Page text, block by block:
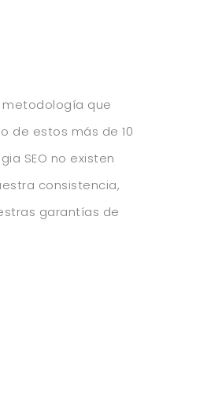
metodología que
de estos más de 10
SEO no existen
consistencia,
garantías de